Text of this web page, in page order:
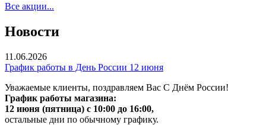
Все акции...
Новости
11.06.2026
График работы в День России 12 июня
Уважаемые клиенты, поздравляем Вас С Днём России!
График работы магазина:
12 июня (пятница) с 10:00 до 16:00,
остальные дни по обычному графику.